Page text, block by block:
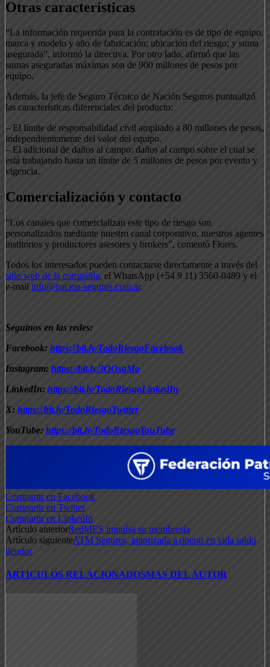
Otras características
“La información requerida para la contratación es de tipo de equipo,
marca y modelo y año de fabricación; ubicación del riesgo; y suma
asegurada”, informó la directiva. Por otro lado, afirmó que las
sumas aseguradas máximas son de 900 millones de pesos por
equipo.
Además, la jefe de Seguro Técnico de Nación Seguros puntualizó
las características diferenciales del producto:
– El límite de responsabilidad civil ampliado a 80 millones de pesos,
independientemente del valor del equipo.
– El adicional de daños al campo: daños al campo sobre el cual se
está trabajando hasta un límite de 5 millones de pesos por evento y
vigencia.
Comercialización y contacto
“Los canales que comercializan este tipo de riesgo son
personalizados mediante nuestro canal corporativo, nuestros agentes
institorios y productores asesores y brokers”, comentó Flores.
Todos los interesados pueden contactarse directamente a través del
sitio web de la compañía, el WhatsApp (+54 9 11) 3560-0489 y el
e-mail info@nacion-seguros.com.ar.
Seguinos en las redes:
Facebook: https://bit.ly/TodoRiesgoFacebook
Instagram: https://bit.ly/3OOsqMo
LinkedIn: https://bit.ly/TodoRiesgoLinkedIn
X: https://bit.ly/TodoRiesgoTwitter
YouTube: https://bit.ly/TodoRiesgoYouTube
Compartir en Facebook
Compartir en Twitter
Compartir en LinkedIn
Artículo anteriorRedMES impulsa su membresía
Artículo siguienteATM Seguros, autorizada a operar en vida saldo
deudor
ARTICULOS RELACIONADOSMAS DEL AUTOR